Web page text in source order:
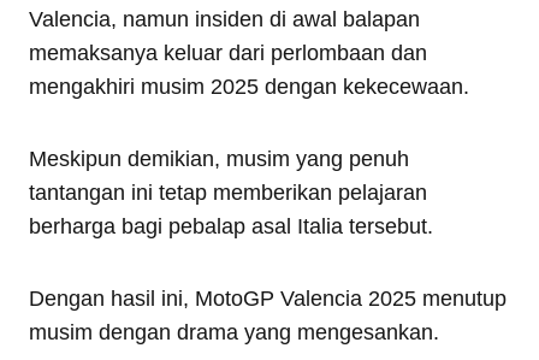
Valencia, namun insiden di awal balapan
memaksanya keluar dari perlombaan dan
mengakhiri musim 2025 dengan kekecewaan.
Meskipun demikian, musim yang penuh
tantangan ini tetap memberikan pelajaran
berharga bagi pebalap asal Italia tersebut.
Dengan hasil ini, MotoGP Valencia 2025 menutup
musim dengan drama yang mengesankan.